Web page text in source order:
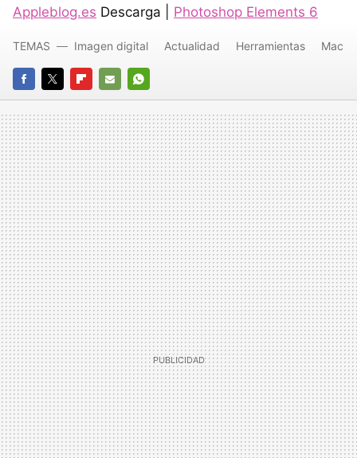
Appleblog.es Descarga | Photoshop Elements 6
FACEBOOK
TWITTERFLIPBOARD
E-
MAIL
WHATSAPP
TEMAS Imagen digital Actualidad Herramientas Mac